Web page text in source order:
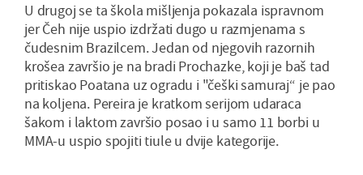
U drugoj se ta škola mišljenja pokazala ispravnom
jer Čeh nije uspio izdržati dugo u razmjenama s
čudesnim Brazilcem. Jedan od njegovih razornih
krošea završio je na bradi Prochazke, koji je baš tad
pritiskao Poatana uz ogradu i "češki samuraj“ je pao
na koljena. Pereira je kratkom serijom udaraca
šakom i laktom završio posao i u samo 11 borbi u
MMA-u uspio spojiti tiule u dvije kategorije.